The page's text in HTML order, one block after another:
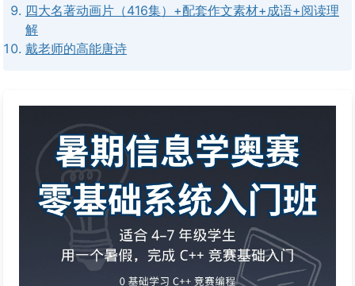
四大名著动画片（416集）+配套作文素材+成语+阅读理
解
戴老师的高能唐诗